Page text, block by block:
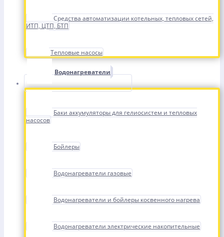
Средства автоматизации котельных, тепловых сетей,
ИТП, ЦТП, БТП
Тепловые насосы
Водонагреватели
Баки аккумуляторы для гелиосистем и тепловых
насосов
Бойлеры
Водонагреватели газовые
Водонагреватели и бойлеры косвенного нагрева
Водонагреватели электрические накопительные